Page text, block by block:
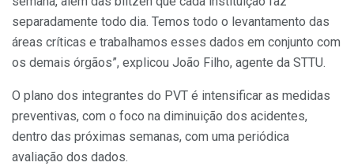
separadamente todo dia. Temos todo o levantamento das
áreas críticas e trabalhamos esses dados em conjunto com
os demais órgãos”, explicou João Filho, agente da STTU.
O plano dos integrantes do PVT é intensificar as medidas
preventivas, com o foco na diminuição dos acidentes,
dentro das próximas semanas, com uma periódica
avaliação dos dados.